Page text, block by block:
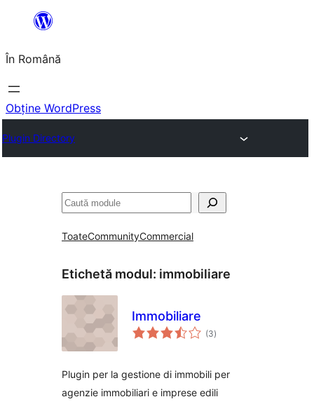
conținut
În Română
Obține WordPress
Plugin Directory
Caută
ToateCommunityCommercial
Etichetă modul: immobiliare
Immobiliare
(3total
aprecieri
)
Plugin per la gestione di immobili per
agenzie immobiliari e imprese edili